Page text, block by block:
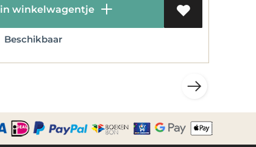
in winkelwagentje
Beschikbaar